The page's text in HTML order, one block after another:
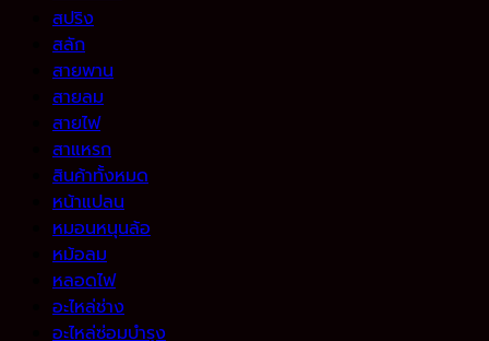
สปริง
สลัก
สายพาน
สายลม
สายไฟ
สาแหรก
สินค้าทั้งหมด
หน้าแปลน
หมอนหนุนล้อ
หม้อลม
หลอดไฟ
อะไหล่ช่าง
อะไหล่ซ่อมบำรุง